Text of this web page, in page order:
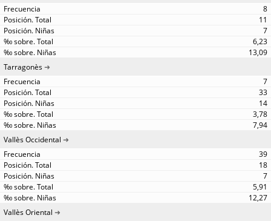
8
11
7
6,23
13,09
Tarragonès
7
33
14
3,78
7,94
Vallès Occidental
39
18
7
5,91
12,27
Vallès Oriental